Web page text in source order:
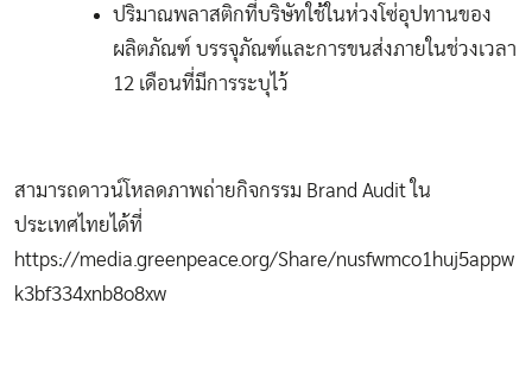
ปริมาณพลาสติกที่บริษัทใช้ในห่วงโซ่อุปทานของ
ผลิตภัณฑ์ บรรจุภัณฑ์และการขนส่งภายในช่วงเวลา
12 เดือนที่มีการระบุไว้
สามารถดาวน์โหลดภาพถ่ายกิจกรรม Brand Audit ใน
ประเทศไทยได้ที่
https://media.greenpeace.org/Share/nusfwmco1huj5appw
k3bf334xnb8o8xw